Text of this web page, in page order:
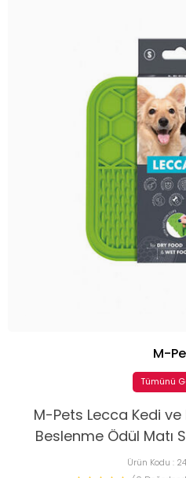
M-Pets Lecca Kedi
Beslenme Ödül Matı
Ürün Kodu :
M-
Tümünü